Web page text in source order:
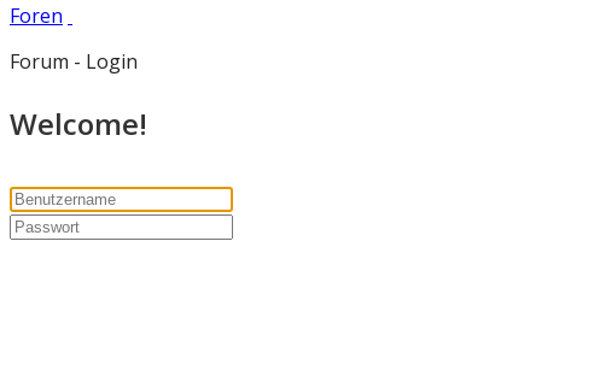
Foren
Forum - Login
Welcome!